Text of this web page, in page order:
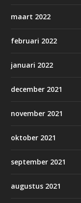
maart 2022
februari 2022
januari 2022
december 2021
november 2021
oktober 2021
september 2021
augustus 2021